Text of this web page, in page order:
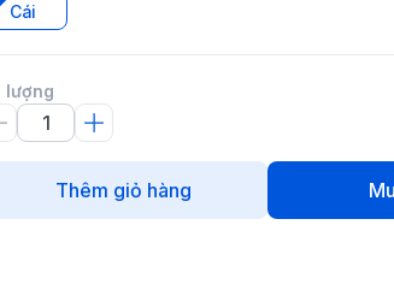
Cái
lượng
Thêm giỏ hàng